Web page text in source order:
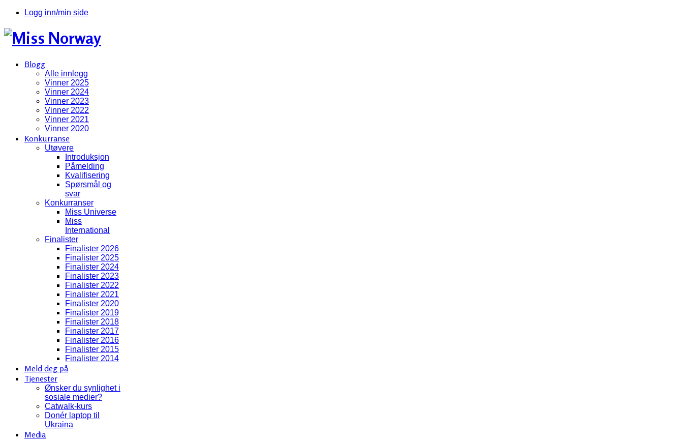
Logg inn/min side
Blogg
Alle innlegg
Vinner 2025
Vinner 2024
Vinner 2023
Vinner 2022
Vinner 2021
Vinner 2020
Konkurranse
Utøvere
Introduksjon
Påmelding
Kvalifisering
Spørsmål og
svar
Konkurranser
Miss Universe
Miss
International
Finalister
Finalister 2026
Finalister 2025
Finalister 2024
Finalister 2023
Finalister 2022
Finalister 2021
Finalister 2020
Finalister 2019
Finalister 2018
Finalister 2017
Finalister 2016
Finalister 2015
Finalister 2014
Meld deg på
Tjenester
Ønsker du synlighet i
sosiale medier?
Catwalk-kurs
Donér laptop til
Ukraina
Media